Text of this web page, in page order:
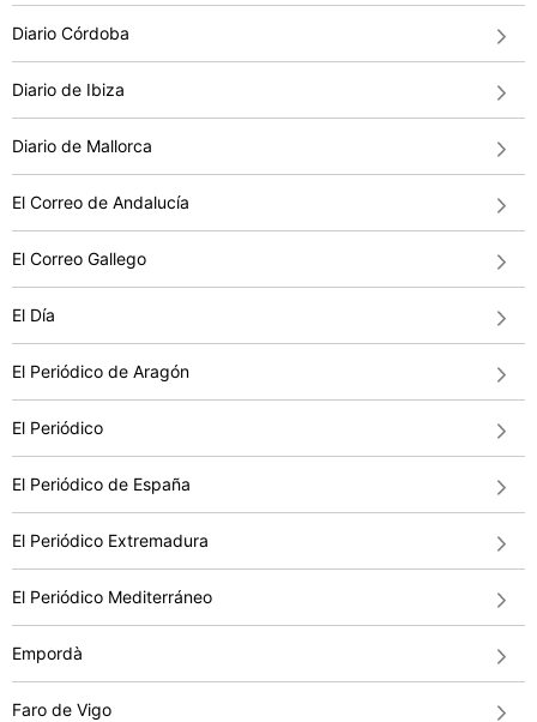
Diario Córdoba
Diario de Ibiza
Diario de Mallorca
El Correo de Andalucía
El Correo Gallego
El Día
El Periódico de Aragón
El Periódico
El Periódico de España
El Periódico Extremadura
El Periódico Mediterráneo
Empordà
Faro de Vigo